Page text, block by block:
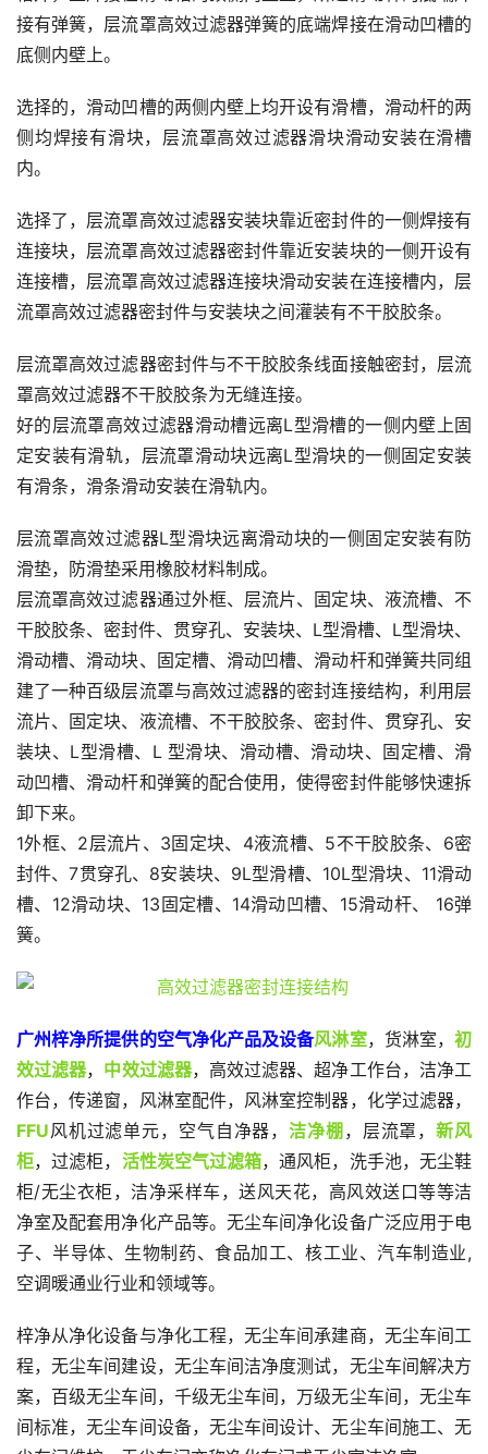
接有弹簧，层流罩高效过滤器弹簧的底端焊接在滑动凹槽的
底侧内壁上。
选择的，滑动凹槽的两侧内壁上均开设有滑槽，滑动杆的两
侧均焊接有滑块，层流罩高效过滤器滑块滑动安装在滑槽
内。
选择了，层流罩高效过滤器安装块靠近密封件的一侧焊接有
连接块，层流罩高效过滤器密封件靠近安装块的一侧开设有
连接槽，层流罩高效过滤器连接块滑动安装在连接槽内，层
流罩高效过滤器密封件与安装块之间灌装有不干胶胶条。
层流罩高效过滤器密封件与不干胶胶条线面接触密封，层流
罩高效过滤器不干胶胶条为无缝连接。
好的层流罩高效过滤器滑动槽远离L型滑槽的一侧内壁上固
定安装有滑轨，层流罩滑动块远离L型滑块的一侧固定安装
有滑条，滑条滑动安装在滑轨内。
层流罩高效过滤器L型滑块远离滑动块的一侧固定安装有防
滑垫，防滑垫采用橡胶材料制成。
层流罩高效过滤器通过外框、层流片、固定块、液流槽、不
干胶胶条、密封件、贯穿孔、安装块、L型滑槽、L型滑块、
滑动槽、滑动块、固定槽、滑动凹槽、滑动杆和弹簧共同组
建了一种百级层流罩与高效过滤器的密封连接结构，利用层
流片、固定块、液流槽、不干胶胶条、密封件、贯穿孔、安
装块、L型滑槽、L 型滑块、滑动槽、滑动块、固定槽、滑
动凹槽、滑动杆和弹簧的配合使用，使得密封件能够快速拆
卸下来。
1外框、2层流片、3固定块、4液流槽、5不干胶胶条、6密
封件、7贯穿孔、8安装块、9L型滑槽、10L型滑块、11滑动
槽、12滑动块、13固定槽、14滑动凹槽、15滑动杆、 16弹
簧。
广州梓净所提供的空气净化产品及设备风淋室，货淋室，初
效过滤器， 中效过滤器，高效过滤器、超净工作台，洁净工
作台，传递窗，风淋室配件，风淋室控制器，化学过滤器，
FFU风机过滤单元，空气自净器，洁净棚 ，层流罩，新风
柜，过滤柜， 活性炭空气过滤箱，通风柜，洗手池，无尘鞋
柜/无尘衣柜，洁净采样车，送风天花，高风效送口等等洁
净室及配套用净化产品等。无尘车间净化设备广泛应用于电
子、半导体、生物制药、食品加工、核工业、汽车制造业,
空调暖通业行业和领域等。
梓净从净化设备与净化工程，无尘车间承建商，无尘车间工
程，无尘车间建设，无尘车间洁净度测试，无尘车间解决方
案，百级无尘车间，千级无尘车间，万级无尘车间，无尘车
间标准，无尘车间设备，无尘车间设计、无尘车间施工、无